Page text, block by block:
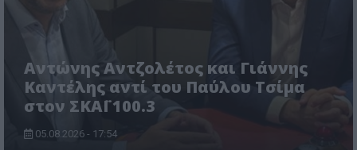
Αντώνης Αντζολέτος και Γιάννης
Καντέλης αντί του Παύλου Τσίμα
στον ΣΚΑΪ 100.3
05.08.2026 - 17:54